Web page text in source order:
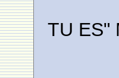
TU ES"